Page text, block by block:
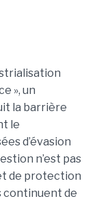
», un
la barrière
le
d’évasion
n’est pas
de protection
continuent de